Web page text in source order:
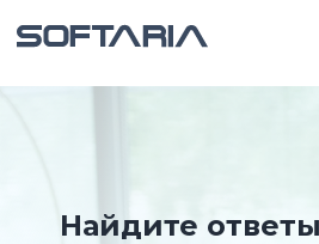
Найдите